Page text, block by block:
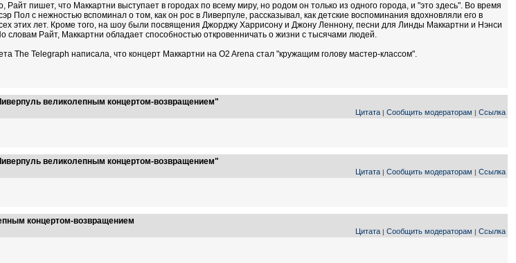
Райт пишет, что Маккартни выступает в городах по всему миру, но родом он только из одного города, и "это здесь". Во время
Пол с нежностью вспоминал о том, как он рос в Ливерпуле, рассказывал, как детские воспоминания вдохновляли его в
этих лет. Кроме того, на шоу были посвящения Джорджу Харрисону и Джону Леннону, песни для Линды Маккартни и Нэнси
словам Райт, Маккартни обладает способностью откровенничать о жизни с тысячами людей.
The Telegraph написала, что концерт Маккартни на O2 Arena стал "кружащим голову мастер-классом".
великолепным концертом-возвращением"
Цитата | Сообщить модераторам | Ссылка
великолепным концертом-возвращением"
Цитата | Сообщить модераторам | Ссылка
концертом-возвращением
Цитата | Сообщить модераторам | Ссылка